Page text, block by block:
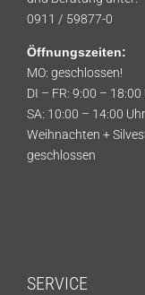
0911 / 59877-0
Öffnungszeiten:
MO: geschlossen!
DI – FR: 9:00 – 18:00
SA: 10:00 – 14:00 Uhr
Weihnachten +
geschlossen
SERVICE